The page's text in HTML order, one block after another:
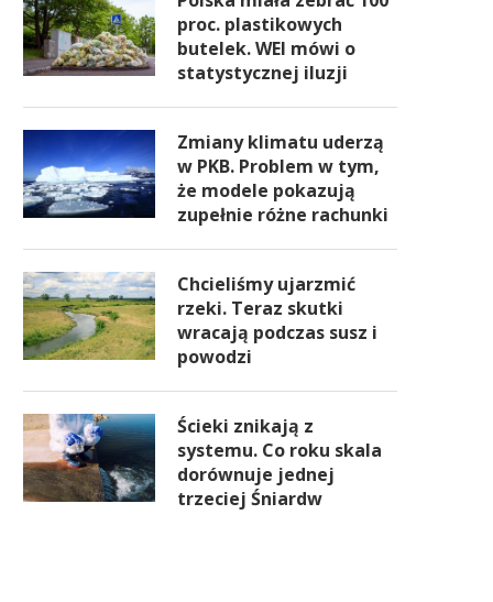
proc. plastikowych
butelek. WEI mówi o
statystycznej iluzji
Zmiany klimatu uderzą
w PKB. Problem w tym,
że modele pokazują
zupełnie różne rachunki
Chcieliśmy ujarzmić
rzeki. Teraz skutki
wracają podczas susz i
powodzi
Ścieki znikają z
systemu. Co roku skala
dorównuje jednej
trzeciej Śniardw